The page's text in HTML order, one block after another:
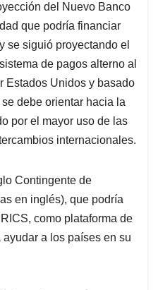
del Nuevo Banco
que podría financiar
se siguió proyectando el
de pagos alterno al
Estados Unidos y basado
debe orientar hacia la
por el mayor uso de las
internacionales.
Contingente de
en inglés), que podría
como plataforma de
a los países en su